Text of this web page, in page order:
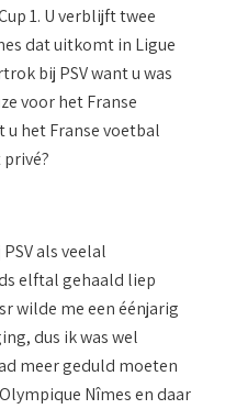
1. U verblijft twee
dat uitkomt in Ligue
bij PSV want u was
voor het Franse
u het Franse voetbal
als veelal
elftal gehaald liep
wilde me een éénjarig
dus ik was wel
meer geduld moeten
Nîmes en daar